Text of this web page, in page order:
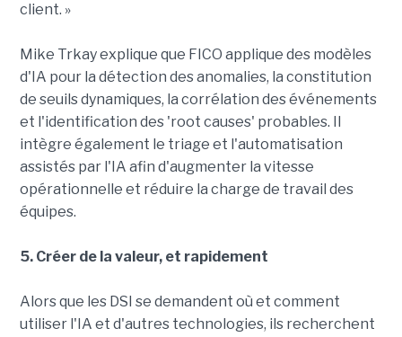
client. »
Mike Trkay explique que FICO applique des modèles
d'IA pour la détection des anomalies, la constitution
de seuils dynamiques, la corrélation des événements
et l'identification des 'root causes' probables. Il
intègre également le triage et l'automatisation
assistés par l'IA afin d'augmenter la vitesse
opérationnelle et réduire la charge de travail des
équipes.
5. Créer de la valeur, et rapidement
Alors que les DSI se demandent où et comment
utiliser l'IA et d'autres technologies, ils recherchent